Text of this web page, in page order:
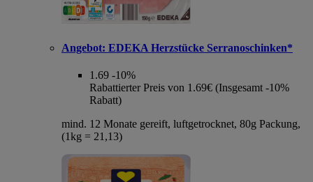
Angebot: EDEKA Herzstücke Serranoschinken*
1.69 -10%
Rabattierter Preis von 1.69€ (Insgesamt -10%
Rabatt)
mind. 12 Monate gereift, luftgetrocknet, 80g Packung,
(1kg = 21,13)